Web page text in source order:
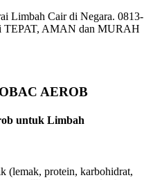
AEROB
untuk Limbah
(lemak, protein, karbohidrat,